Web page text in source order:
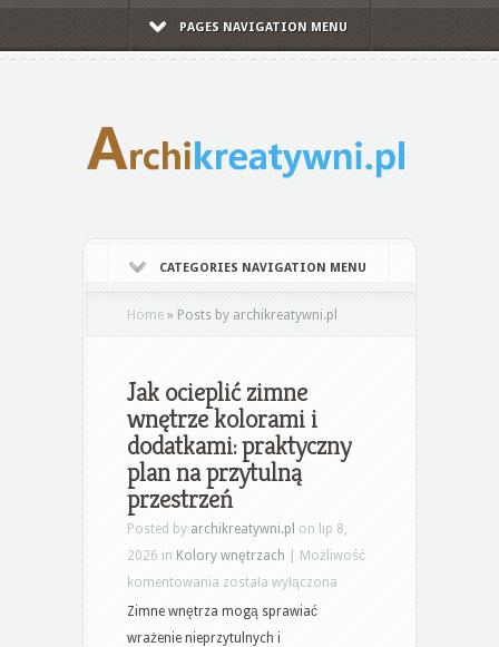
PAGES NAVIGATION MENU
CATEGORIES NAVIGATION MENU
Home » Posts by archikreatywni.pl
Jak ocieplić zimne
wnętrze kolorami i
dodatkami: praktyczny
plan na przytulną
przestrzeń
Posted by archikreatywni.pl on lip 8,
2026 in Kolory wnętrzach
Możliwość
komentowania Jak
ocieplić
zimne
została wyłączona
Zimne wnętrza mogą sprawiać
wrażenie nieprzytulnych i